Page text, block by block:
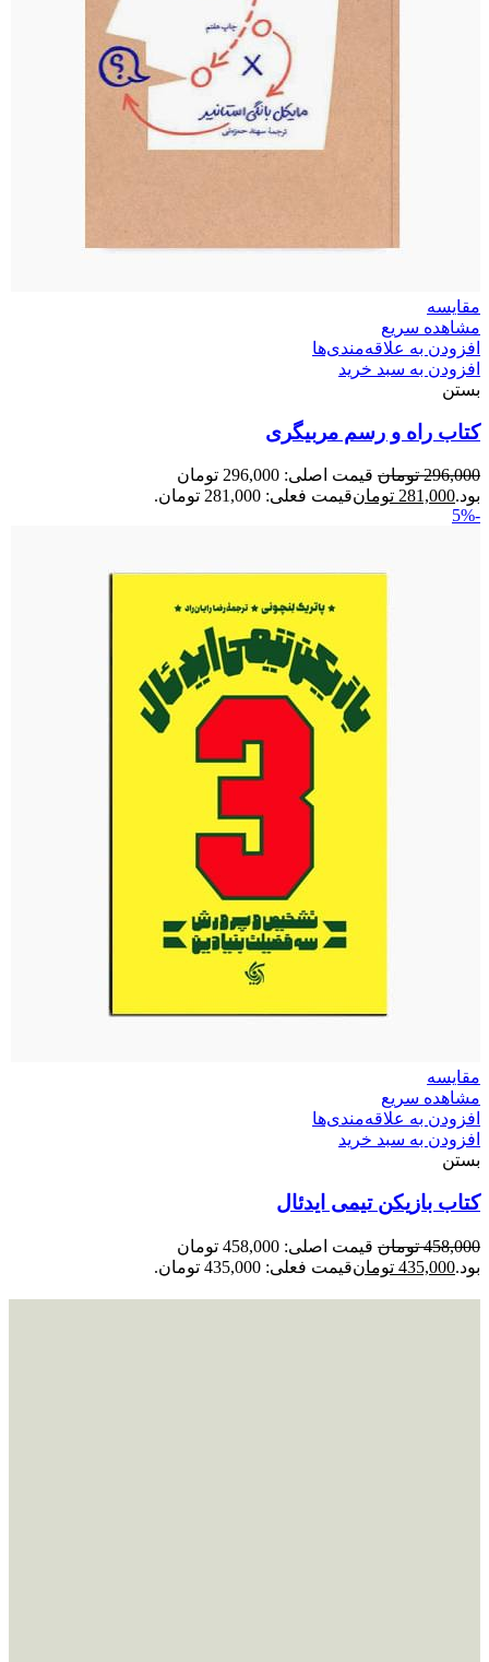
مقایسه
مشاهده سریع
افزودن به علاقه‌مندی‌ها
افزودن به سبد خرید
بستن
کتاب راه‌ و رسم مربیگری
296,000 تومان
قیمت اصلی: 296,000 تومان
بود.281,000 تومانقیمت فعلی: 281,000 تومان.
-5%
مقایسه
مشاهده سریع
افزودن به علاقه‌مندی‌ها
افزودن به سبد خرید
بستن
کتاب بازیکن تیمی ایدئال
458,000 تومان
قیمت اصلی: 458,000 تومان
بود.435,000 تومانقیمت فعلی: 435,000 تومان.